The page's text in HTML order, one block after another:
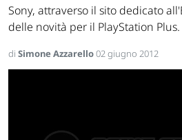
Sony, attraverso il sito dedicato
delle novità per il PlayStation Plus.
di Simone Azzarello02 giugno 2012